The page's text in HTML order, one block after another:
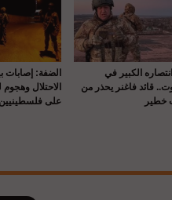
الكبير في
قائد فاغنر يحذر من
خطير
الضفة: إصابات
الاحتلال
على فلسطينيين